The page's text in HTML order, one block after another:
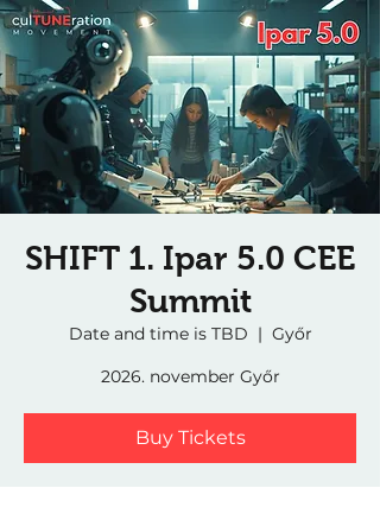
SHIFT 1. Ipar 5.0 CEE
Summit
Date and time is TBD
  |
Győr
2026. november Győr
Buy Tickets